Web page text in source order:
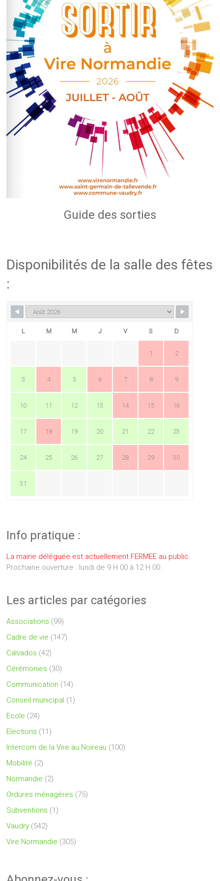
Guide des sorties
Disponibilités de la salle des fêtes
:
L M M J V S D
1 2
3 4 5 6 7 8 9
10 11 12 13 14 15 16
17 18 19 20 21 22 23
24 25 26 27 28 29 30
31
Info pratique :
La mairie déléguée est actuellement FERMEE au public.
Prochaine ouverture : lundi de 9 H 00 à 12 H 00 .
Les articles par catégories
Associations (99)
Cadre de vie (147)
Calvados (42)
Cérémonies (30)
Communication (14)
Conseil municipal (1)
Ecole (24)
Elections (11)
Intercom de la Vire au Noireau (100)
Mobilité (2)
Normandie (2)
Ordures ménagères (75)
Subventions (1)
Vaudry (542)
Vire Normandie (305)